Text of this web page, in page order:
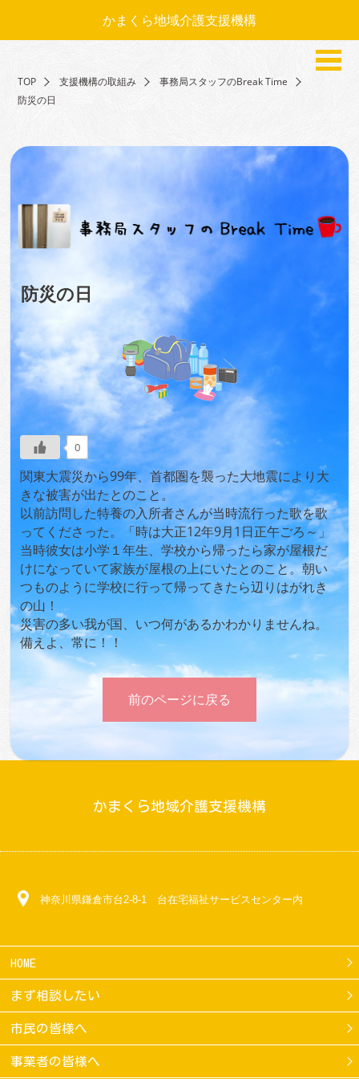
かまくら地域介護支援機構
TOP 支援機構の取組み
事務局スタッフのBreak Time
防災の日
防災の日
0
関東大震災から99年、首都圏を襲った大地震により大
きな被害が出たとのこと。
以前訪問した特養の入所者さんが当時流行った歌を歌
ってくださった。「時は大正12年9月1日正午ごろ～」
当時彼女は小学１年生、学校から帰ったら家が屋根だ
けになっていて家族が屋根の上にいたとのこと。朝い
つものように学校に行って帰ってきたら辺りはがれき
の山！
災害の多い我が国、いつ何があるかわかりませんね。
備えよ、常に！！
前のページに戻る
かまくら地域介護支援機構
神奈川県鎌倉市台2-8-1 台在宅福祉サービスセンター内
HOME
まず相談したい
市民の皆様へ
事業者の皆様へ